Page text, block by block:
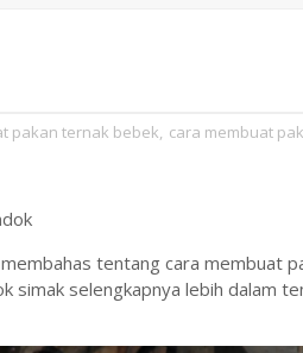
pakan ternak bebek, cara membuat
tentang cara membuat
simak selengkapnya lebih dalam